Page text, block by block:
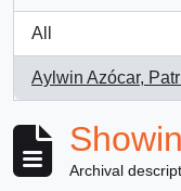
All
Aylwin Azócar,
, 1 results
Archival